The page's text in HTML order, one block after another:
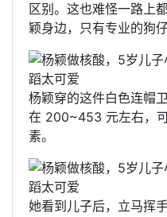
区别。这也难怪一路上
颖身边，只有专业的狗
杨颖穿的这件白色连帽
在 200~453 元左右，
素。
她看到儿子后，立马挥